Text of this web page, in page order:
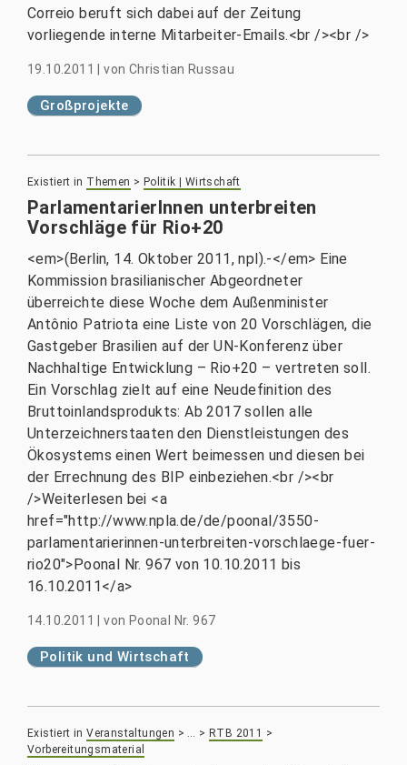
Correio beruft sich dabei auf der Zeitung
vorliegende interne Mitarbeiter-Emails.<br /><br />
19.10.2011 |von Christian Russau
Großprojekte
Existiert in Themen > Politik | Wirtschaft
ParlamentarierInnen unterbreiten
Vorschläge für Rio+20
<em>(Berlin, 14. Oktober 2011, npl).-</em> Eine
Kommission brasilianischer Abgeordneter
überreichte diese Woche dem Außenminister
Antônio Patriota eine Liste von 20 Vorschlägen, die
Gastgeber Brasilien auf der UN-Konferenz über
Nachhaltige Entwicklung – Rio+20 – vertreten soll.
Ein Vorschlag zielt auf eine Neudefinition des
Bruttoinlandsprodukts: Ab 2017 sollen alle
Unterzeichnerstaaten den Dienstleistungen des
Ökosystems einen Wert beimessen und diesen bei
der Errechnung des BIP einbeziehen.<br /><br
/>Weiterlesen bei <a
href="http://www.npla.de/de/poonal/3550-
parlamentarierinnen-unterbreiten-vorschlaege-fuer-
rio20">Poonal Nr. 967 von 10.10.2011 bis
16.10.2011</a>
14.10.2011 |von Poonal Nr. 967
Politik und Wirtschaft
Existiert in Veranstaltungen > … > RTB 2011 >
Vorbereitungsmaterial